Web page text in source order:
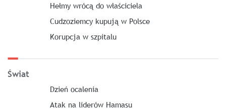
Hełmy wrócą do właściciela
Cudzoziemcy kupują w Polsce
Korupcja w szpitalu
Świat
Dzień ocalenia
Atak na liderów Hamasu